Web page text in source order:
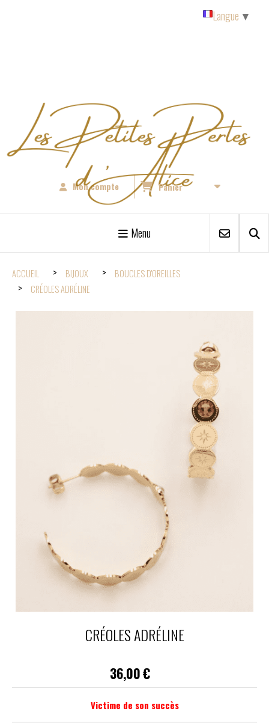
Mon compte Panier
Menu
ACCUEIL BIJOUX
BOUCLES D'OREILLES
CRÉOLES ADRÉLINE
CRÉOLES ADRÉLINE
36,00€
Victime de son succès
Langue ▼